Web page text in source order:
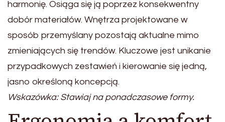
harmonię. Osiąga się ją poprzez konsekwentny
dobór materiałów. Wnętrza projektowane w
sposób przemyślany pozostają aktualne mimo
zmieniających się trendów. Kluczowe jest unikanie
przypadkowych zestawień i kierowanie się jedną,
jasno określoną koncepcją.
Wskazówka: Stawiaj na ponadczasowe formy.